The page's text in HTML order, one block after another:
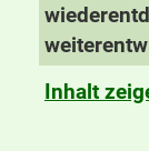
Inhalt